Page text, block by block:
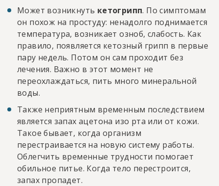
Может возникнуть кетогрипп. По симптомам
он похож на простуду: ненадолго поднимается
температура, возникает озноб, слабость. Как
правило, появляется кетозный грипп в первые
пару недель. Потом он сам проходит без
лечения. Важно в этот момент не
переохлаждаться, пить много минеральной
воды.
Также неприятным временным последствием
является запах ацетона изо рта или от кожи.
Такое бывает, когда организм
перестраивается на новую систему работы.
Облегчить временные трудности помогает
обильное питье. Когда тело перестроится,
запах пропадет.